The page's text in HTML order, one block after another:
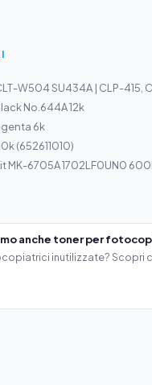
W504 SU434A | CLP-415,
No.644A 12k
6k
(652611010)
6705A 1702LF0UN0 600k |
anche toner per
inutilizzate? Scopri